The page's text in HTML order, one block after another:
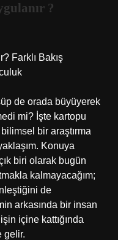
?
Farklı Bakış
de orada büyüyerek
mi? İşte kartopu
bir araştırma
Konuya
biri olarak bugün
kalmayacağım;
de
arkasında bir insan
içine kattığında
gelir.